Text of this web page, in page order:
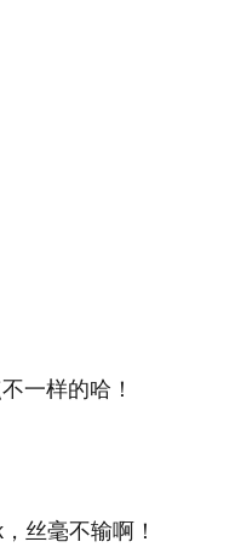
一样的哈！
丝毫不输啊！